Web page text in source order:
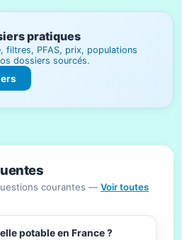
pratiques
filtres, PFAS, prix, populations
dossiers sourcés.
courantes — Voir toutes
potable en France ?